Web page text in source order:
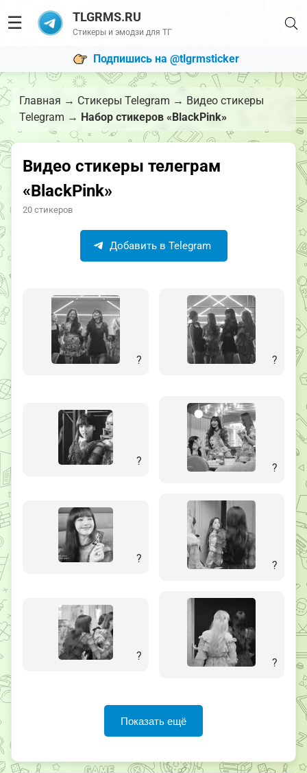
☰ TLGRMS.RU
Стикеры и эмодзи для ТГ
Подпишись на @tlgrmsticker
Главная → Стикеры Telegram → Видео стикеры
Telegram → Набор стикеров «BlackPink»
Видео стикеры телеграм
«BlackPink»
20 стикеров
Добавить в Telegram
? ?
?
?
?
?
?
?
Показать ещё